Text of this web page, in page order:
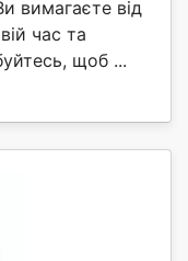
вимагаєте від
час та
щоб ...